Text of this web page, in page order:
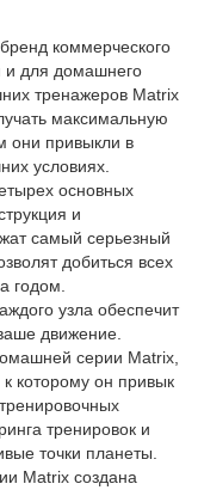
коммерческого
и для домашнего
тренажеров Matrix
максимальную
они привыкли в
условиях.
основных
и
самый серьезный
добиться всех
годом.
узла обеспечит
движение.
серии Matrix,
которому он привык
тренировок и
точки планеты.
Matrix создана